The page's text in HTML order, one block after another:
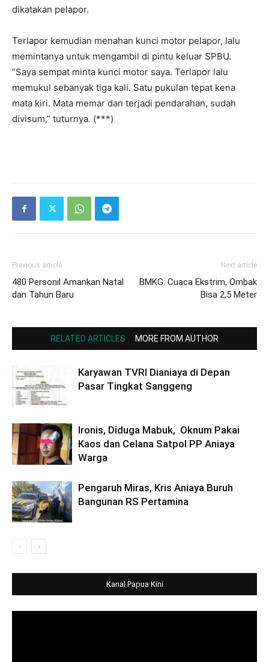
dikatakan pelapor.
Terlapor kemudian menahan kunci motor pelapor, lalu
memintanya untuk mengambil di pintu keluar SPBU.
“Saya sempat minta kunci motor saya. Terlapor lalu
memukul sebanyak tiga kali. Satu pukulan tepat kena
mata kiri. Mata memar dan terjadi pendarahan, sudah
divisum,” tuturnya. (***)
Previous article
480 Personil Amankan Natal
dan Tahun Baru
Next article
BMKG: Cuaca Ekstrim, Ombak
Bisa 2,5 Meter
RELATED ARTICLES MORE FROM AUTHOR
Karyawan TVRI Dianiaya di Depan
Pasar Tingkat Sanggeng
Ironis, Diduga Mabuk, Oknum Pakai
Kaos dan Celana Satpol PP Aniaya
Warga
Pengaruh Miras, Kris Aniaya Buruh
Bangunan RS Pertamina
Kanal Papua Kini